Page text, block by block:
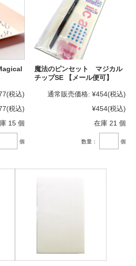
(税込)
(税込)
15 個
個
魔法のピンセット マジカル
チップSE 【メール便可】
通常販売価格: ¥454(税込)
¥454(税込)
在庫 21 個
数量： 個